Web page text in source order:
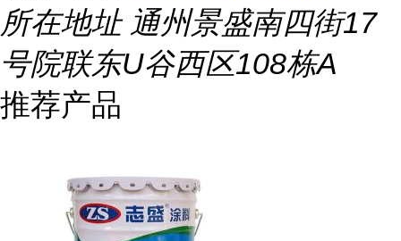
所在地址通州景盛南四街17
号院联东U谷西区108栋A
推荐产品